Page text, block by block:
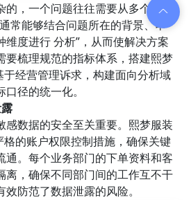
，一个问题往往需要从多个角度
常能够结合问题所在的背景、串
维度进行 分析”，从而使解决方案
要梳理规范的指标体系，搭建熙梦
于经营管理诉求，构建面向分析域
径的统一化。
感数据的安全至关重要。熙梦服装
格的账户权限控制措施，确保关键
通。每个业务部门的下单资料和客
离，确保不同部门间的工作互不干
防范了数据泄露的风险。